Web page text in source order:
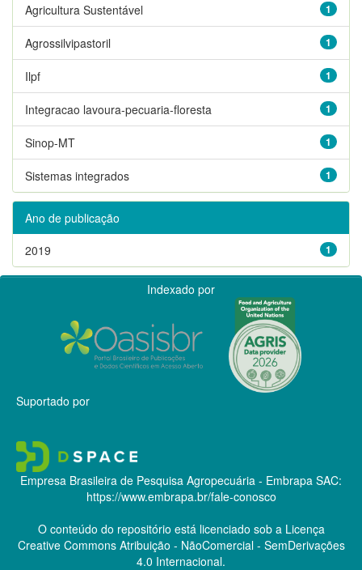
1
Agricultura Sustentável
1
Agrossilvipastoril
1
Ilpf
1
Integracao lavoura-pecuaria-floresta
1
Sinop-MT
1
Sistemas integrados
Ano de publicação
1
2019
Indexado por
Suportado por
Empresa Brasileira de Pesquisa Agropecuária - Embrapa SAC:
https://www.embrapa.br/fale-conosco
O conteúdo do repositório está licenciado sob a Licença
Creative CommonsAtribuição - NãoComercial - SemDerivações
4.0 Internacional.